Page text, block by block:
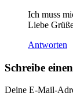
Ich muss
Liebe
Antworten
Schreibe
Deine E-Mail-